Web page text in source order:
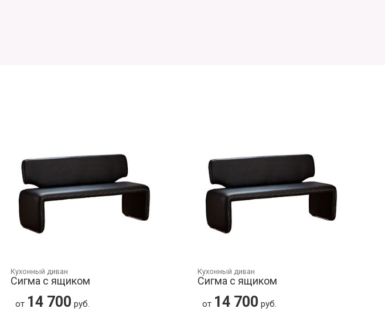
Кухонный диван
Сигма с ящиком
от 14 700 руб.
Кухонный диван
Сигма с ящиком
от 14 700 руб.